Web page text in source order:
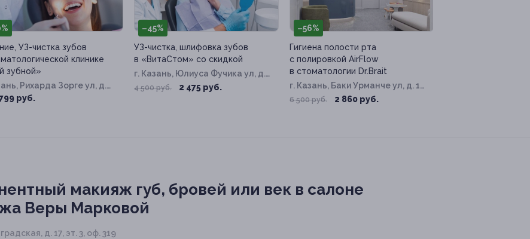
УЗ-чистка зубов
клинике
зубной»
Рихарда Зорге ул, д.
руб.
–45%
УЗ-чистка, шлифовка зубов
в «ВитаСтом» со скидкой
г. Казань, Юлиуса Фучика ул, д.
34
4 500 руб. 2 475 руб.
–56%
Гигиена полости рта
с полировкой AirFlow
в стоматологии Dr.Brait
г. Казань, Баки Урманче ул, д. 11,
к. 1
6 500 руб. 2 860 руб.
макияж губ, бровей или век в салоне
Веры Марковой
д. 17, эт. 3, оф. 319